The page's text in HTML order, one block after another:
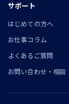
サポート
はじめての方へ
お仕事コラム
よくあるご質問
お問い合わせ・相談